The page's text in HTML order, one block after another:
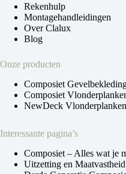
Rekenhulp
Montagehandleidingen
Over Clalux
Blog
Onze producten
Composiet
Composiet
NewDeck Vlonderplanken
Interessante pagina’s
Composiet – Alles wat je
Uitzetting en